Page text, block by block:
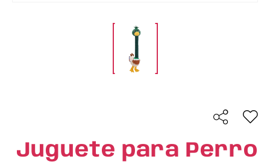
Juguete para Perro